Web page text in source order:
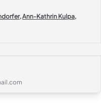
,Ann-Kathrin Kulpa,